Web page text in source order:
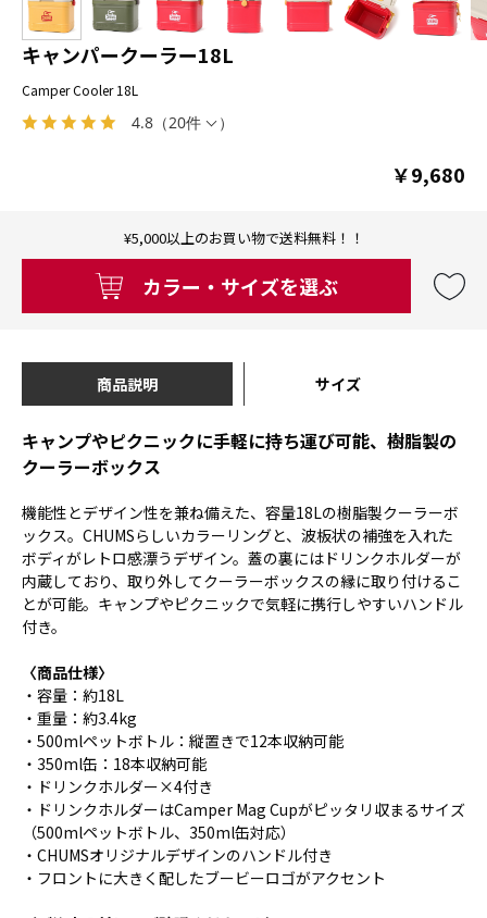
4.8 （20件 ）
キャンパークーラー18L
Camper Cooler 18L
￥9,680
¥5,000以上のお買い物で送料無料！！
カラー・サイズを選ぶ
商品説明 サイズ
キャンプやピクニックに手軽に持ち運び可能、樹脂製の
クーラーボックス
機能性とデザイン性を兼ね備えた、容量18Lの樹脂製クーラーボ
ックス。CHUMSらしいカラーリングと、波板状の補強を入れた
ボディがレトロ感漂うデザイン。蓋の裏にはドリンクホルダーが
内蔵しており、取り外してクーラーボックスの縁に取り付けるこ
とが可能。キャンプやピクニックで気軽に携行しやすいハンドル
付き。
〈商品仕様〉
・容量：約18L
・重量：約3.4kg
・500mlペットボトル：縦置きで12本収納可能
・350ml缶：18本収納可能
・ドリンクホルダー×4付き
・ドリンクホルダーはCamper Mag Cupがピッタリ収まるサイズ
（500mlペットボトル、350ml缶対応）
・CHUMSオリジナルデザインのハンドル付き
・フロントに大きく配したブービーロゴがアクセント